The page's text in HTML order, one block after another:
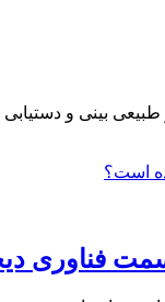
بینی و
سمت